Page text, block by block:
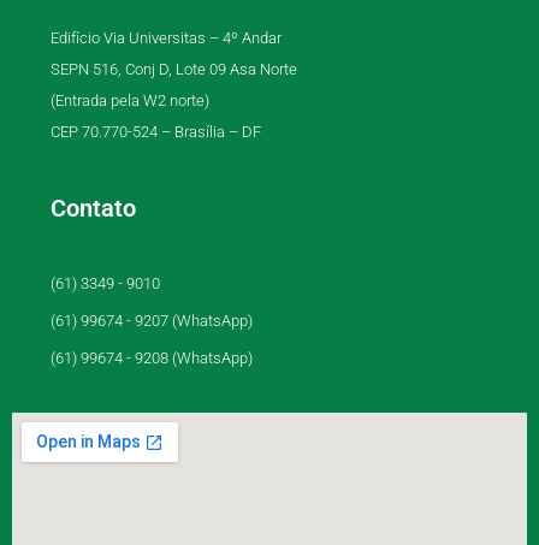
Edifício Via Universitas – 4º Andar
SEPN 516, Conj D, Lote 09 Asa Norte
(Entrada pela W2 norte)
CEP 70.770-524 – Brasília – DF
Contato
(61) 3349 - 9010
(61) 99674 - 9207 (WhatsApp)
(61) 99674 - 9208 (WhatsApp)